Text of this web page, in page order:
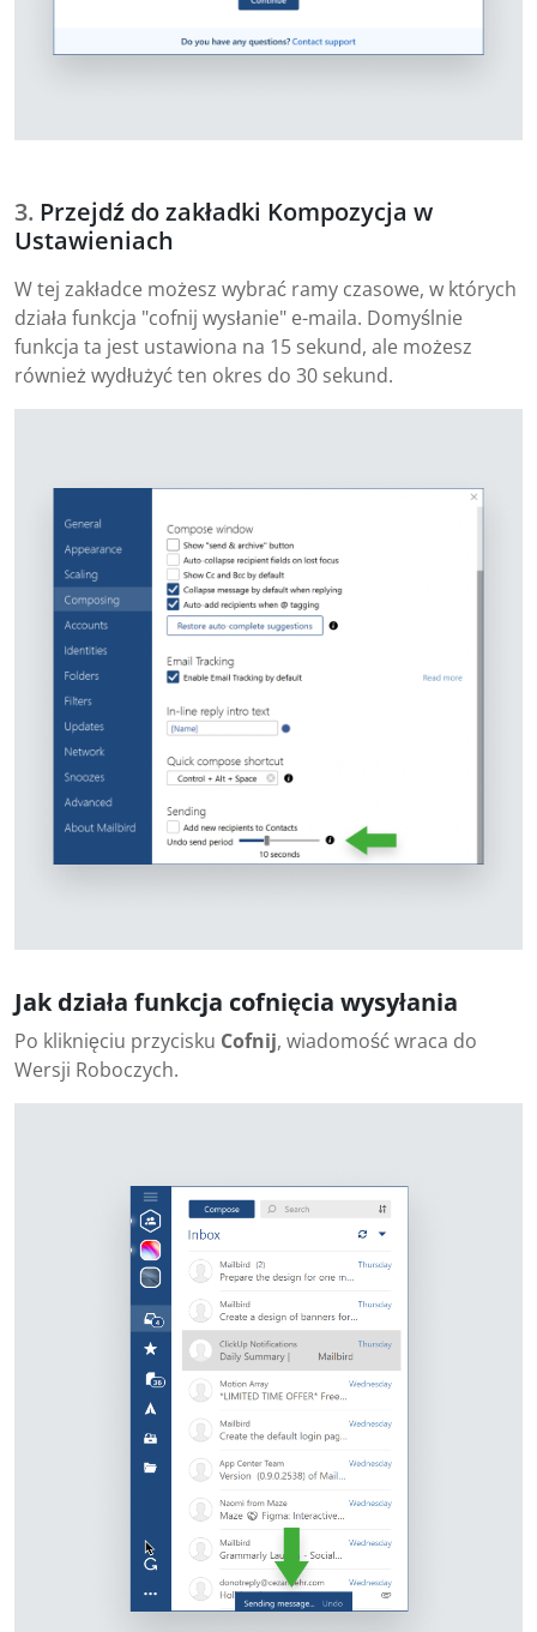
Przejdź do zakładki Kompozycja w
Ustawieniach
W tej zakładce możesz wybrać ramy czasowe, w których
działa funkcja "cofnij wysłanie" e-maila. Domyślnie
funkcja ta jest ustawiona na 15 sekund, ale możesz
również wydłużyć ten okres do 30 sekund.
Jak działa funkcja cofnięcia wysyłania
Po kliknięciu przycisku Cofnij, wiadomość wraca do
Wersji Roboczych.